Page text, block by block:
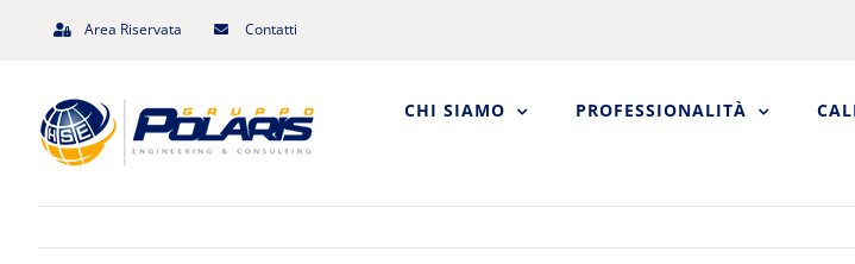
contenuto
Area Riservata Contatti
CHI SIAMO PROFESSIONALITÀ